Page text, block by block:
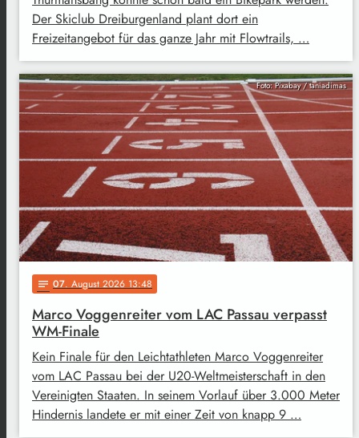
Der Skiclub Dreiburgenland plant dort ein
Freizeitangebot für das ganze Jahr mit Flowtrails, …
Foto: Pixabay / taniadimas
notes 07. August 2026 13:48
Marco Voggenreiter vom LAC Passau verpasst
WM-Finale
Kein Finale für den Leichtathleten Marco Voggenreiter
vom LAC Passau bei der U20-Weltmeisterschaft in den
Vereinigten Staaten. In seinem Vorlauf über 3.000 Meter
Hindernis landete er mit einer Zeit von knapp 9 …